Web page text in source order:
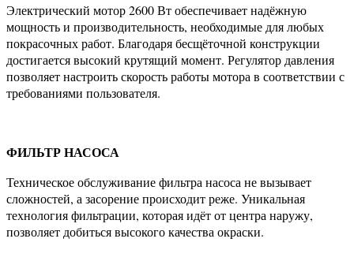
Электрический мотор 2600 Вт обеспечивает надёжную
мощность и производительность, необходимые для любых
покрасочных работ. Благодаря бесщёточной конструкции
достигается высокий крутящий момент. Регулятор давления
позволяет настроить скорость работы мотора в соответствии с
требованиями пользователя.
ФИЛЬТР НАСОСА
Техническое обслуживание фильтра насоса не вызывает
сложностей, а засорение происходит реже. Уникальная
технология фильтрации, которая идёт от центра наружу,
позволяет добиться высокого качества окраски.